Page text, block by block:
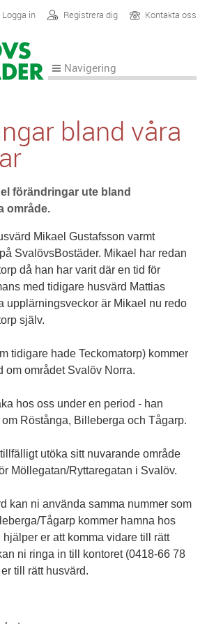
Logga in Registrera dig Kontakta oss
Navigering
bland våra
förändringar ute bland
område.
Mikael Gustafsson varmt
SvalövsBostäder. Mikael har redan
då han har varit där en tid för
med tidigare husvärd Mattias
upplärningsveckor är Mikael nu redo
själv.
tidigare hade Teckomatorp) kommer
om området Svalöv Norra.
hos oss under en period - han
om Röstånga, Billeberga och Tågarp.
utöka sitt nuvarande område
Möllegatan/Ryttaregatan i Svalöv.
kan ni använda samma nummer som
Tågarp kommer hamna hos
hjälper er att komma vidare till rätt
ni ringa in till kontoret (0418-66 78
till rätt husvärd.